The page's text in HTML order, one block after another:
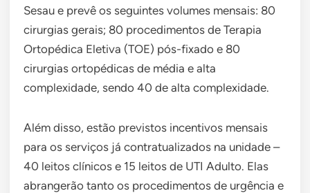
Sesau e prevê os seguintes volumes mensais: 80
cirurgias gerais; 80 procedimentos de Terapia
Ortopédica Eletiva (TOE) pós-fixado e 80
cirurgias ortopédicas de média e alta
complexidade, sendo 40 de alta complexidade.
Além disso, estão previstos incentivos mensais
para os serviços já contratualizados na unidade –
40 leitos clínicos e 15 leitos de UTI Adulto. Elas
abrangerão tanto os procedimentos de urgência e